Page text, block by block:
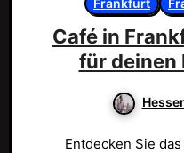
Frankfurt
Café in
für deinen
Entdecken Sie das beste Café in Frankfurt!